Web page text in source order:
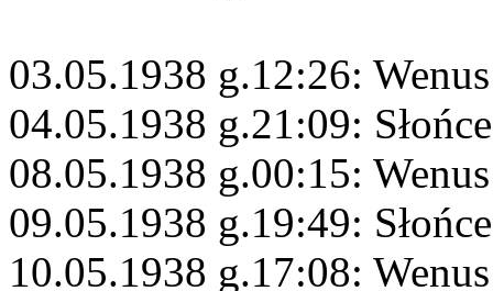
03.05.1938 g.12:26:
04.05.1938 g.21:09:
08.05.1938 g.00:15:
09.05.1938 g.19:49:
10.05.1938 g.17:08: